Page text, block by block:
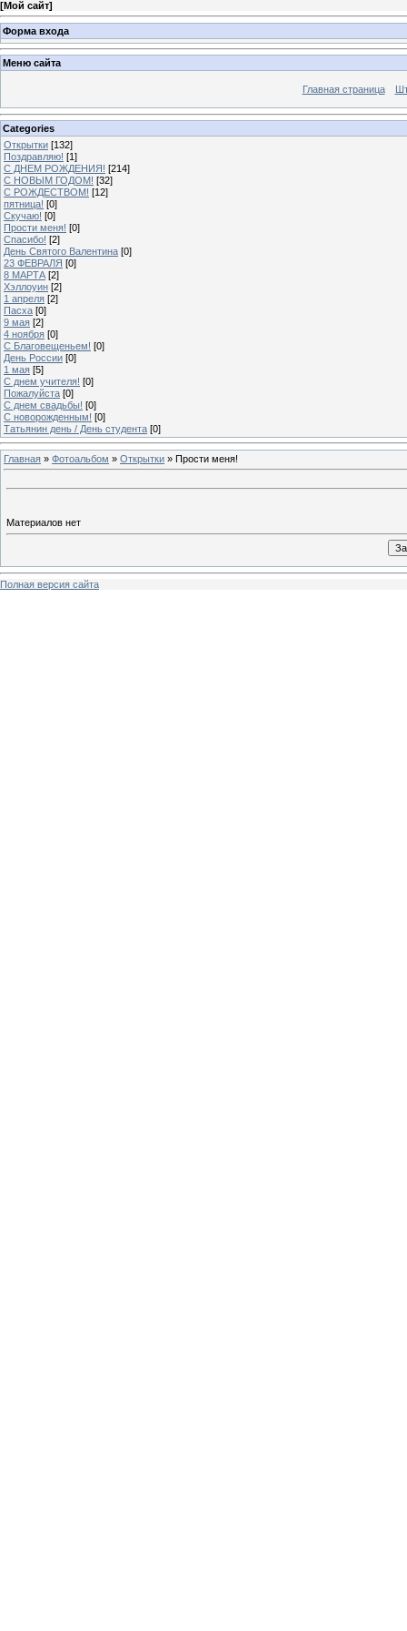
[Мой сайт]
Форма входа
Меню сайта
Главная страница
Categories
Открытки [132]
Поздравляю! [1]
С ДНЕМ РОЖДЕНИЯ! [214]
С НОВЫМ ГОДОМ! [32]
С РОЖДЕСТВОМ! [12]
пятница! [0]
Скучаю! [0]
Прости меня! [0]
Спасибо! [2]
День Святого Валентина [0]
23 ФЕВРАЛЯ [0]
8 МАРТА [2]
Хэллоуин [2]
1 апреля [2]
Пасха [0]
9 мая [2]
4 ноября [0]
C Благовещеньем! [0]
День России [0]
1 мая [5]
С днем учителя! [0]
Пожалуйста [0]
С днем свадьбы! [0]
C новорожденным! [0]
Татьянин день / День студента [0]
Главная » Фотоальбом » Открытки » Прости меня!
Материалов нет
Полная версия сайта